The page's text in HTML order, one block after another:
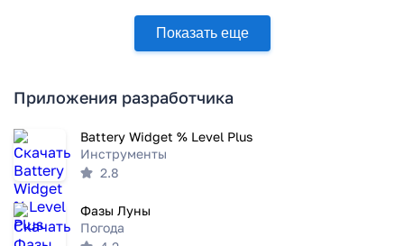
Показать еще
Приложения разработчика
Battery Widget % Level Plus
Инструменты
2.8
Фазы Луны
Погода